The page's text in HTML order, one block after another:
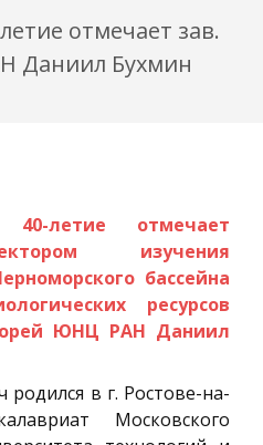
отмечает зав.
Даниил Бухмин
летие отмечает
изучения
бассейна
ресурсов
ЮНЦ РАН Даниил
в г. Ростове-на-
Московского